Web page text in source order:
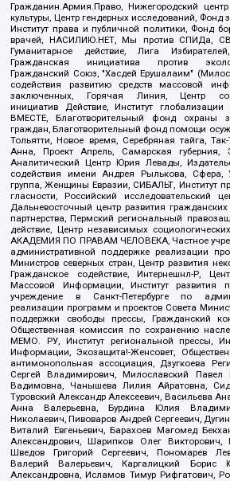
Гражданин.Армия.Право, Нижегородский
культуры, Центр гендерных исследований,
Институт права и публичной политики, Фонд
врачей, НАСИЛИЮ.НЕТ, Мы против СПИДа,
Гуманитарное действие, Лига
Гражданская инициатива против
Гражданский Союз, "Хасдей Ерушалаим"
содействия развитию средств массовой
заключенных, Горячая Линия, Центр
инициатив Действие, Институт
ВМЕСТЕ, Благотворительный фонд охраны
граждан, Благотворительный фонд помощи
Тольятти, Новое время, Серебряная тайга,
Анна, Проект Апрель, Самарская губерния,
Аналитический Центр Юрия Левады,
содействия имени Андрея Рылькова, Сфера,
группа, Женщины Евразии, СИБАЛЬТ, Институт
гласности, Российский исследовательский
Дальневосточный центр развития
партнерства, Пермский региональный
действие, Центр независимых
АКАДЕМИЯ ПО ПРАВАМ ЧЕЛОВЕКА, Частное
административной поддержке реализации
Министров северных стран, Центр развития
Гражданское содействие, Интернешнл-Р,
Массовой Информации, Институт развития
учреждение в Санкт-Петербурге по
реализации программ и проектов Совета
поддержки свободы прессы, Гражданский
Общественная комиссия по сохранению
МЕМО. РУ, Институт региональной прессы,
Информации, Экозащита!-Женсовет,
антимонопольная ассоциация, Дзугкоева
Сергей Владимирович, Милославский
Вадимовна, Чанышева Лилия Айратовна,
Туровский Александр Алексеевич, Васильева
Анна Валерьевна, Бурдина Юлия
Николаевич, Пивоваров Андрей Сергеевич,
Виталий Евгеньевич, Барахоев Магомед
Александрович, Шарипков Олег
Шведов Григорий Сергеевич, Пономарев
Валерий Валерьевич, Каргалицкий Борис
Александровна, Исламов Тимур Рифгатович,